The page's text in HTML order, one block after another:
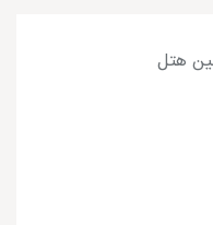
هتل